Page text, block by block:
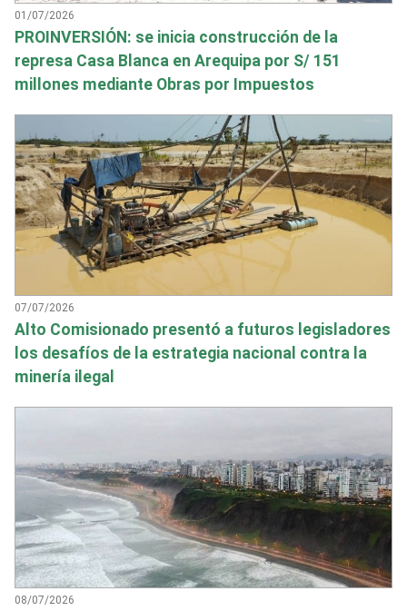
01/07/2026
PROINVERSIÓN: se inicia construcción de la
represa Casa Blanca en Arequipa por S/ 151
millones mediante Obras por Impuestos
07/07/2026
Alto Comisionado presentó a futuros legisladores
los desafíos de la estrategia nacional contra la
minería ilegal
08/07/2026